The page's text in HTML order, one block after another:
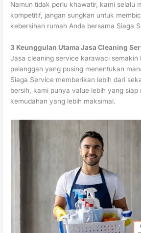
Namun tidak perlu khawatir, kami selalu
kompetitif, jangan sungkan untuk
kebersihan rumah Anda bersama Siaga
3 Keunggulan Utama Jasa Cleaning
Jasa cleaning service karawaci semakin
pelanggan yang pusing menentukan
Siaga Service memberikan lebih dari
bersih, kami punya value lebih yang siap
kemudahan yang lebih maksimal.